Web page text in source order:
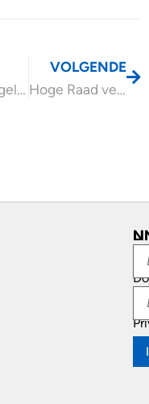
Nieuwe regelhulp voor nabestaanden ondernemers
VOLGENDE
Hoge Raad verduidelijkt te verstrekken informatie WOZ-taxatie